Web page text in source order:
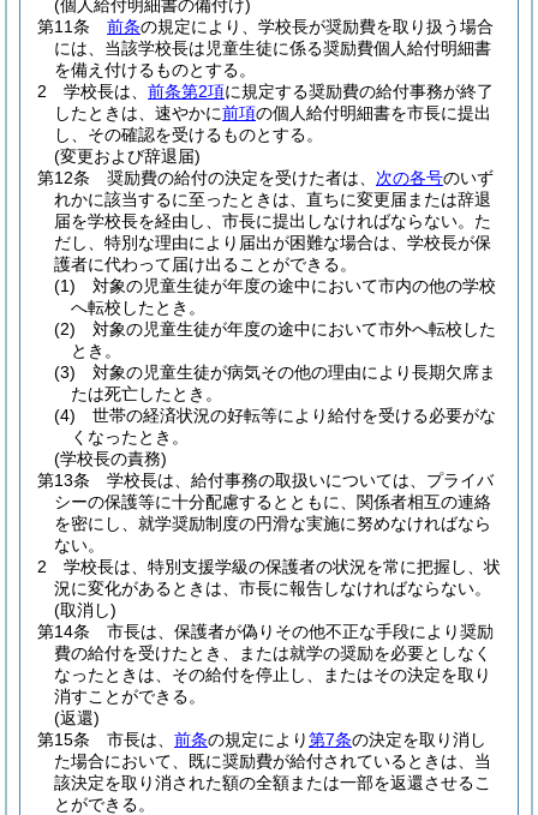
(個人給付明細書の備付け)
第11条
前条の規定により、学校長が奨励費を取り扱う場合
には、当該学校長は児童生徒に係る奨励費個人給付明細書
を備え付けるものとする。
2
学校長は、 前条第2項に規定する奨励費の給付事務が終了
したときは、速やかに前項の個人給付明細書を市長に提出
し、その確認を受けるものとする。
(変更および辞退届)
第12条
奨励費の給付の決定を受けた者は、 次の各号のいず
れかに該当するに至ったときは、直ちに変更届または辞退
届を学校長を経由し、市長に提出しなければならない。 た
だし、特別な理由により届出が困難な場合は、学校長が保
護者に代わって届け出ることができる。
(1)
対象の児童生徒が年度の途中において市内の他の学校
へ転校したとき。
(2)
対象の児童生徒が年度の途中において市外へ転校した
とき。
(3)
対象の児童生徒が病気その他の理由により長期欠席ま
たは死亡したとき。
(4)
世帯の経済状況の好転等により給付を受ける必要がな
くなったとき。
(学校長の責務)
第13条
学校長は、給付事務の取扱いについては、プライバ
シーの保護等に十分配慮するとともに、関係者相互の連絡
を密にし、就学奨励制度の円滑な実施に努めなければなら
ない。
2
学校長は、特別支援学級の保護者の状況を常に把握し、状
況に変化があるときは、市長に報告しなければならない。
(取消し)
第14条
市長は、保護者が偽りその他不正な手段により奨励
費の給付を受けたとき、または就学の奨励を必要としなく
なったときは、その給付を停止し、またはその決定を取り
消すことができる。
(返還)
第15条
市長は、 前条の規定により第7条の決定を取り消し
た場合において、既に奨励費が給付されているときは、当
該決定を取り消された額の全額または一部を返還させるこ
とができる。